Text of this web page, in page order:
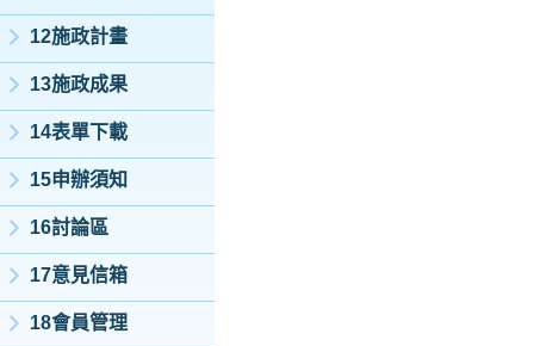
12施政計畫
13施政成果
14表單下載
15申辦須知
16討論區
17意見信箱
18會員管理